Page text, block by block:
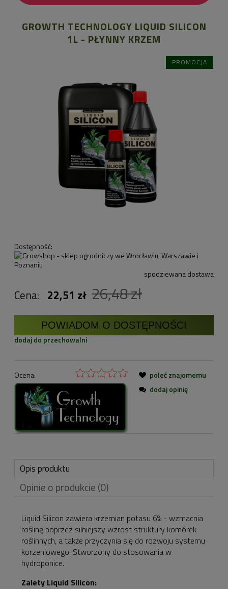
GROWTH TECHNOLOGY LIQUID SILICON
1L - PŁYNNY KRZEM
PROMOCJA
Dostępność:
spodziewana dostawa
Cena: 22,51 zł 26,48 zł
POWIADOM O DOSTĘPNOŚCI
dodaj do przechowalni
Ocena:
poleć znajomemu
dodaj opinię
Opis produktu
Opinie o produkcie (0)
Liquid Silicon zawiera krzemian potasu 6% - wzmacnia
roślinę poprzez silniejszy wzrost struktury komórek
roślinnych, a także przyczynia się do rozwoju systemu
korzeniowego. Stworzony do stosowania w
hydroponice.
Zalety Liquid Silicon: